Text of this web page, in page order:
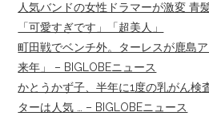
人気バンドの女性ドラマーが激変 青
「可愛すぎです」「超美人」
町田戦でベンチ外。ターレスが鹿島
来年」 – BIGLOBEニュース
かとうかず子、半年に1度の乳がん検
ターは人気 … – BIGLOBEニュース